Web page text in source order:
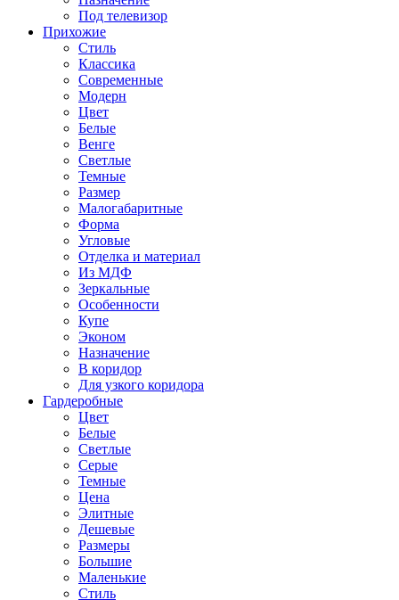
Под телевизор
Прихожие
Стиль
Классика
Современные
Модерн
Цвет
Белые
Венге
Светлые
Темные
Размер
Малогабаритные
Форма
Угловые
Отделка и материал
Из МДФ
Зеркальные
Особенности
Купе
Эконом
Назначение
В коридор
Для узкого коридора
Гардеробные
Цвет
Белые
Светлые
Серые
Темные
Цена
Элитные
Дешевые
Размеры
Большие
Маленькие
Стиль